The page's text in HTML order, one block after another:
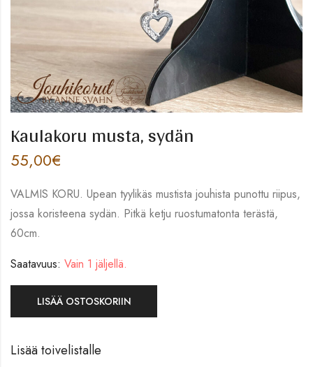
Kaulakoru musta, sydän
55,00€
VALMIS KORU. Upean tyylikäs mustista jouhista punottu riipus,
jossa koristeena sydän. Pitkä ketju ruostumatonta terästä,
60cm.
Saatavuus: Vain 1 jäljellä.
LISÄÄ OSTOSKORIIN
Lisää toivelistalle